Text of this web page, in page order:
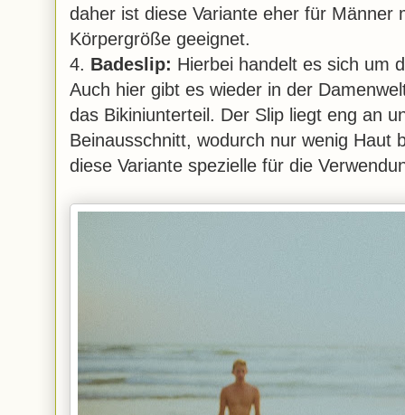
daher ist diese Variante eher für Männer
Körpergröße geeignet.
4. Badeslip: Hierbei handelt es sich um
Auch hier gibt es wieder in der
das Bikiniunterteil. Der Slip liegt eng an
Beinausschnitt, wodurch nur wenig Haut
diese Variante spezielle für die